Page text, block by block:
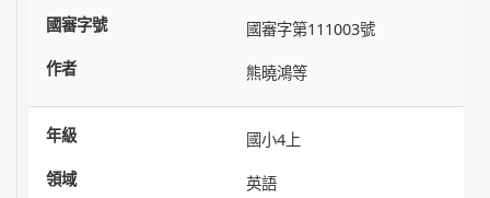
國審字第111003號
熊曉鴻等
國小4上
英語